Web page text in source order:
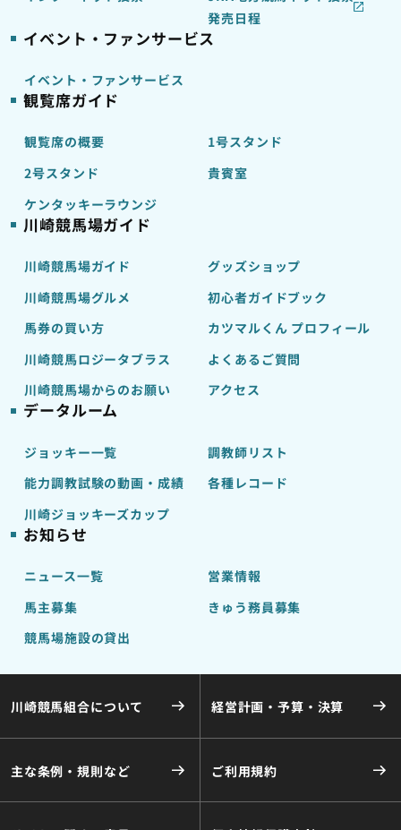
発売日程
イベント・ファンサービス
イベント・ファンサービス
観覧席ガイド
観覧席の概要
1号スタンド
2号スタンド
貴賓室
ケンタッキーラウンジ
川崎競馬場ガイド
川崎競馬場ガイド
グッズショップ
川崎競馬場グルメ
初心者ガイドブック
馬券の買い方
カツマルくん プロフィール
川崎競馬ロジータブラス
よくあるご質問
川崎競馬場からのお願い
アクセス
データルーム
ジョッキー一覧
調教師リスト
能力調教試験の動画・成績
各種レコード
川崎ジョッキーズカップ
お知らせ
ニュース一覧
営業情報
馬主募集
きゅう務員募集
競馬場施設の貸出
川崎競馬組合について 経営計画・予算・決算
主な条例・規則など ご利用規約